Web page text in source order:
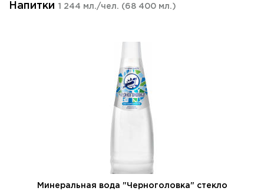
Напитки 1 244 мл./чел. (68 400 мл.)
Минеральная вода "Черноголовка" стекло